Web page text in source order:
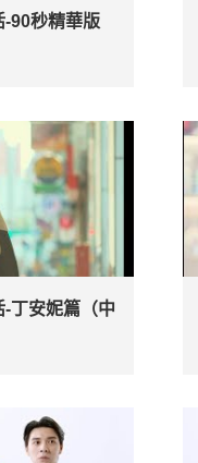
-90秒精華版
丁安妮篇（中